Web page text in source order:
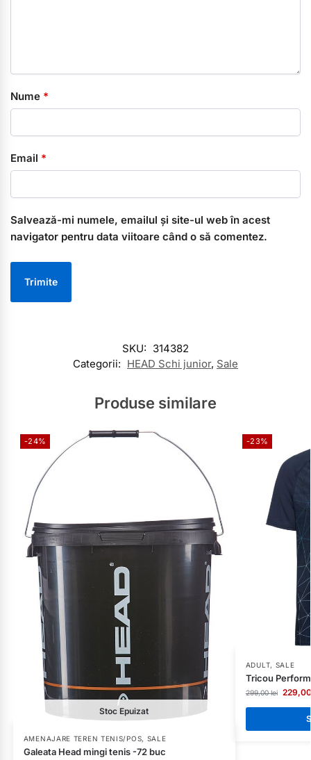
Nume *
Email *
Salvează-mi numele, emailul și site-ul web în acest
navigator pentru data viitoare când o să comentez.
SKU: 314382
Categorii: HEAD Schi junior, Sale
Produse similare
-24%
Stoc Epuizat
AMENAJARE TEREN TENIS/POS, SALE
Galeata Head mingi tenis -72 buc
-23%
ADULT, SALE
Tricou
299,00lei